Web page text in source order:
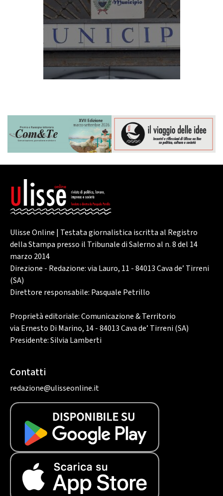
Ulisse Online | Testata giornalistica iscritta al Registro
della Stampa presso il Tribunale di Salerno al n. 8 del 14
marzo 2014
Direzione - Redazione: via Lauro, 11 - 84013 Cava de’ Tirreni
(SA)
Direttore responsabile: Pasquale Petrillo
Proprietà editoriale: Comunicazione & Territorio
via Ernesto Di Marino, 14 - 84013 Cava de’ Tirreni (SA)
Presidente: Silvia Lamberti
Contatti
redazione@ulisseonline.it